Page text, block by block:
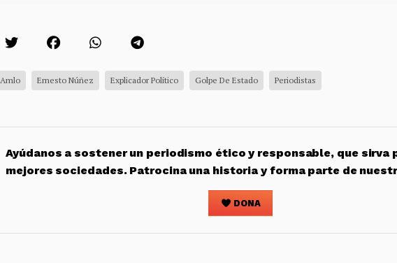
Amlo Ernesto Núñez Explicador Político Golpe De Estado Periodistas
Ayúdanos a sostener un periodismo ético y responsable, que sirva
mejores sociedades. Patrocina una historia y forma parte de
DONA